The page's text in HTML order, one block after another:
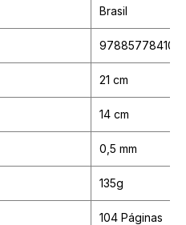
Brasil
21 cm
14 cm
0,5 mm
135g
104 Páginas